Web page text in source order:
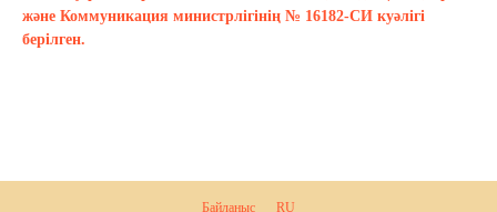
және Коммуникация министрлігінің № 16182-СИ куәлігі
берілген.
Байланыс RU